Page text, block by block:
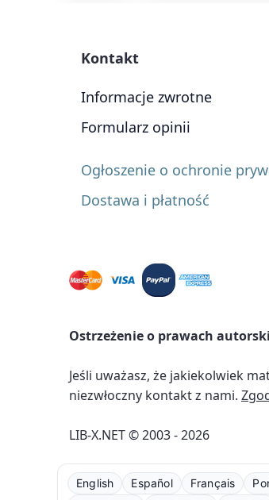
Kontakt
Informacje zwrotne
Formularz opinii
Ogłoszenie o ochronie
Dostawa i płatność
Ostrzeżenie o prawach
Jeśli uważasz, że jakiekolwiek
niezwłoczny kontakt z nami.
LIB-X.NET © 2003 - 2026
English Español Français